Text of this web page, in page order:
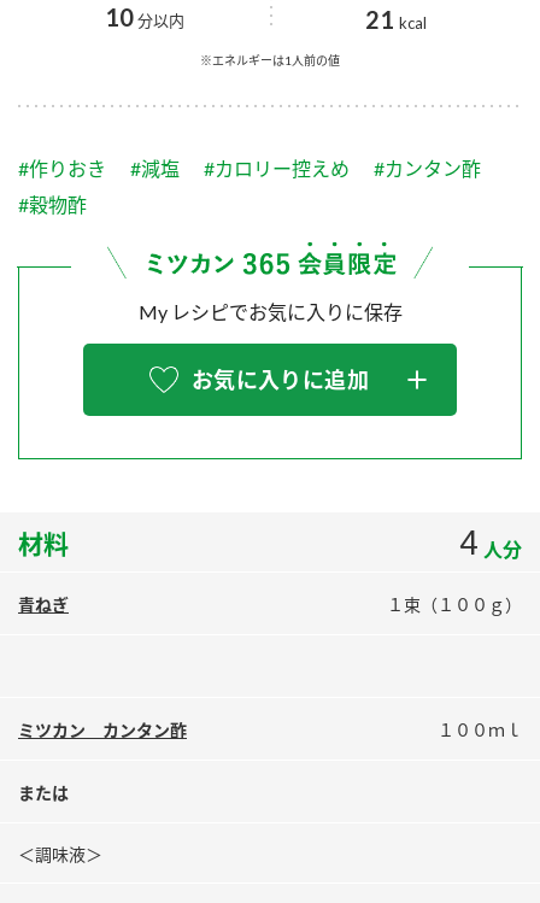
スープ 中華
炊き込みご飯の素 米飯用調味液
かおりの蔵
つゆ
鍋なび
納豆のサイト
お酢を知ろう！
ぽん酢サワー
企業理念
ミツカンを知る
水の文化センター（アーカイブ）
ZENB initiative
MIM（ミツカンミュージアム）
お客様相談センター
お客様の声をいかしました
販売終了製品のご案内
よくあるご質問
地図から取り扱い店舗を探す
10分以内 21 kcal
※エネルギーは1人前の値
#作りおき #減塩 #カロリー控えめ
#カンタン酢
#穀物酢
My レシピでお気に入りに保存
お気に入りに追加
材料 4 人分
青ねぎ １束（１００ｇ）
ミツカン カンタン酢 １００ｍｌ
または
＜調味液＞